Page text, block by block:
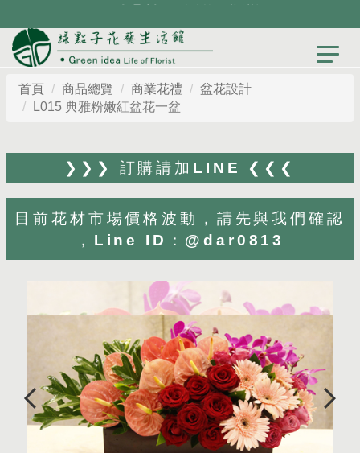
首頁 商品總覽 商業花禮
盆花設計
L015 典雅粉嫩紅盆花一盆
❯❯❯ 訂購請加LINE ❮❮❮
目前花材市場價格波動，請先與我們確認
，Line ID：@dar0813